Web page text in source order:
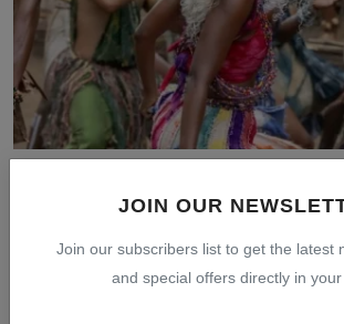
JOIN OUR
Join our subscribers list to get the latest
and special offers directly in